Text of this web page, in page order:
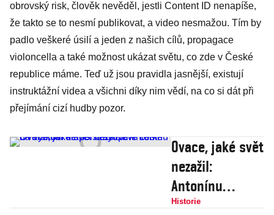
obrovský risk, člověk nevěděl, jestli Content ID nenapíše,
že takto se to nesmí publikovat, a video nesmažou. Tím by
padlo veškeré úsilí a jeden z našich cílů, propagace
violoncella a také možnost ukázat světu, co zde v České
republice máme. Teď už jsou pravidla jasnější, existují
instruktážní videa a všichni díky nim vědí, na co si dát při
přejímání cizí hudby pozor.
Ovace, jaké svět
nezažil:
Antonínu
Dvořákovi se po
Historie